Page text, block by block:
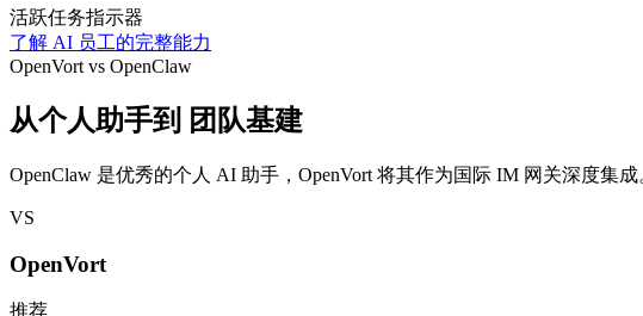
活跃任务指示器
了解 AI 员工的完整能力
OpenVort vs OpenClaw
从个人助手到 团队基建
OpenClaw 是优秀的个人 AI 助手，OpenVort 将其作为国际 IM 网关深度
VS
OpenVort
推荐